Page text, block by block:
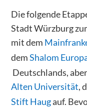
Die folgende
Stadt Würzburg
mit dem
demShalom
Deutschlands,
Alten Universität,
Stift Haugauf.